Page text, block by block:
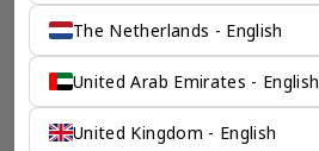
The Netherlands - English
United Arab Emirates - English
United Kingdom - English